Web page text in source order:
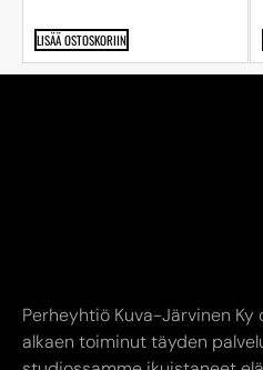
LISÄÄ OSTOSKORIIN